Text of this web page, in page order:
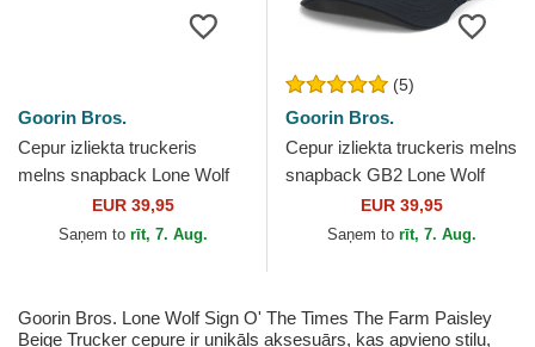
Goorin Bros.
Cepur izliekta truckeris
melns snapback Lone Wolf
Pop Art 2 The Farm no
Goorin Bros.
EUR 39,95
Saņem to rīt, 7. Aug.
(5)
Goorin Bros.
Cepur izliekta truckeris melns
snapback GB2 Lone Wolf
The Rocker The Farm no
Goorin Bros.
EUR 39,95
Saņem to rīt, 7. Aug.
Goorin Bros. Lone Wolf Sign O' The Times The Farm Paisley
Beige Trucker cepure ir unikāls aksesuārs, kas apvieno stilu,